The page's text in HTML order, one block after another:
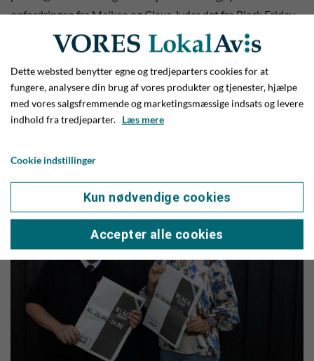
opfordringen fra Maiken og Claus, lyder det fra Black Friday-
udvalget med et fromt håb og ønske om, at rigtig mange vil
tage imod tilbuddet.
I sin tilmelding skal man skrive, hvor stort et areal,
man forventer at skulle bruge. Man skal også notere, om man
har brug for strøm på sin placering.
hvis du vil tilmelde din forening!
Dette websted benytter egne og tredjeparters cookies for at
fungere, analysere din brug af vores produkter og tjenester, hjælpe
med vores salgsfremmende og marketingsmæssige indsats og levere
indhold fra tredjeparter. Læs mere
Cookie indstillinger
Kun nødvendige cookies
Accepter alle cookies